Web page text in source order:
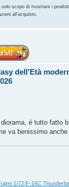
solo scopo di mostrare i
all'acquisto.
dell'Età
è tutto fatto
va benissimo
1/72;F-16C